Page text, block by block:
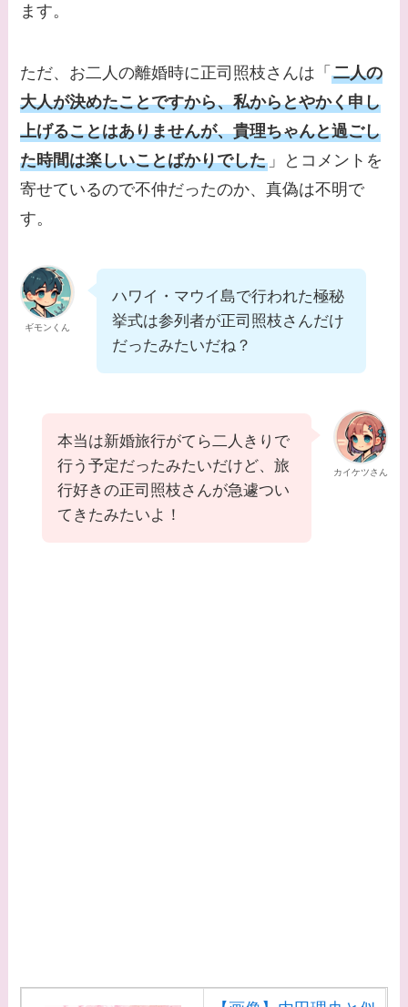
ます。
ただ、お二人の離婚時に正司照枝さんは「二人の
大人が決めたことですから、私からとやかく申し
上げることはありませんが、貴理ちゃんと過ごし
た時間は楽しいことばかりでした 」とコメントを
寄せているので不仲だったのか、真偽は不明で
す。
ギモンくん
ハワイ・マウイ島で行われた極秘
挙式は参列者が正司照枝さんだけ
だったみたいだね？
カイケツさん
本当は新婚旅行がてら二人きりで
行う予定だったみたいだけど、旅
行好きの正司照枝さんが急遽つい
てきたみたいよ！